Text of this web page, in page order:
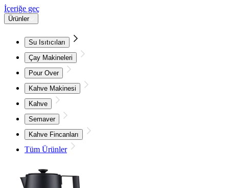
İçeriğe geç
Ürünler
Su Isıtıcıları
Çay Makineleri
Pour Over
Kahve Makinesi
Kahve
Semaver
Kahve Fincanları
Tüm Ürünler